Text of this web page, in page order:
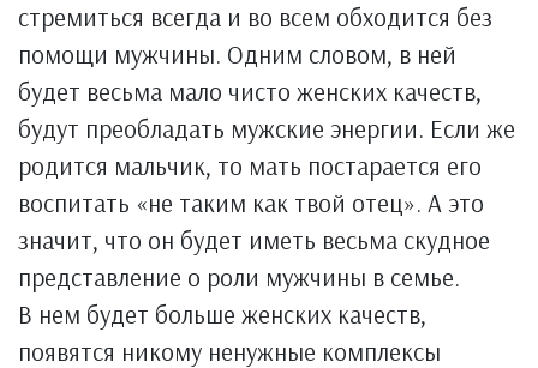
стремиться всегда и во всем обходится без
помощи мужчины. Одним словом, в ней
будет весьма мало чисто женских качеств,
будут преобладать мужские энергии. Если же
родится мальчик, то мать постарается его
воспитать «не таким как твой отец». А это
значит, что он будет иметь весьма скудное
представление о роли мужчины в семье.
В нем будет больше женских качеств,
появятся никому ненужные комплексы